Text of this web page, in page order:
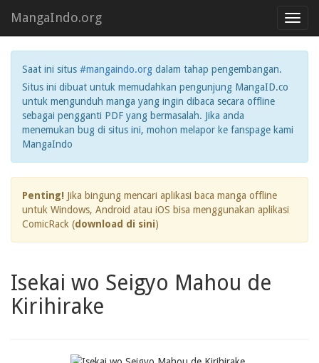
MangaIndo.org
Saat ini situs #mangaindo.org dalam tahap pengembangan.
Situs ini dibuat untuk memudahkan pengunjung MangaID.co
untuk mengunduh manga yang ingin dibaca secara offline
sebagai pengganti PDF yang bermasalah. Jika anda
menemukan bug di situs ini, mohon melapor ke fanspage kami
MangaIndo
Penting! Jika bingung mencari aplikasi baca manga offline
untuk Windows, Android atau iOS bisa menggunakan aplikasi
ComicRack (download di sini)
Isekai wo Seigyo Mahou de
Kirihirake